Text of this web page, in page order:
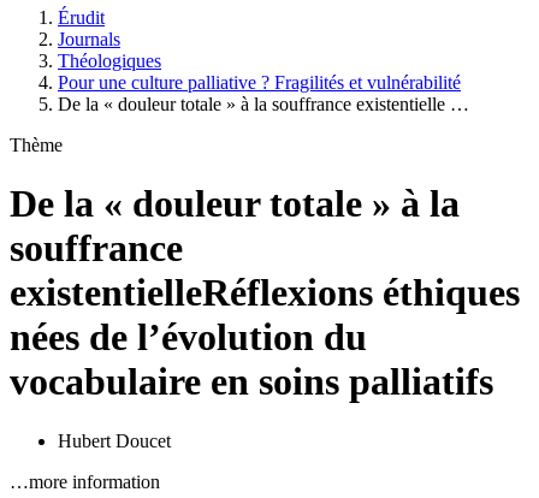
Érudit
Journals
Théologiques
Pour une culture palliative ? Fragilités et vulnérabilité
De la « douleur totale » à la souffrance existentielle …
Thème
De la « douleur totale » à la
souffrance
existentielleRéflexions éthiques
nées de l’évolution du
vocabulaire en soins palliatifs
Hubert Doucet
…more information